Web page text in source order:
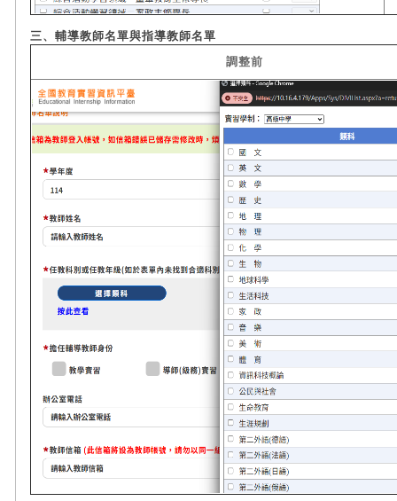
三、輔導教師名單與指導教師名單
調整前